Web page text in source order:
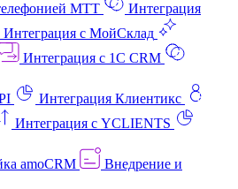
МТТ
Интеграция
Интеграция с МойСклад
Интеграция с 1C CRM
Интеграция Клиентикс
Интеграция с YCLIENTS
amoCRM
Внедрение и